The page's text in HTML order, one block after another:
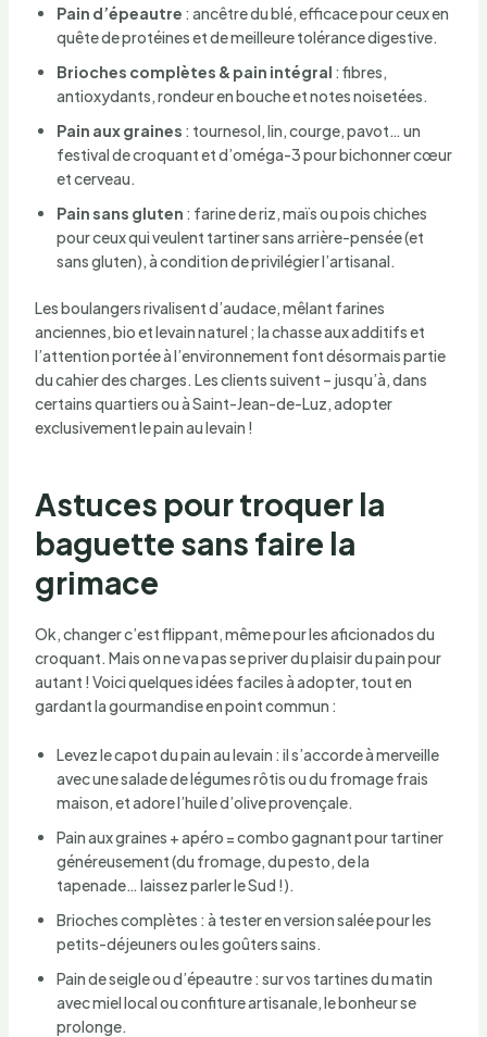
Pain d’épeautre : ancêtre du blé, efficace pour ceux en
quête de protéines et de meilleure tolérance digestive.
Brioches complètes & pain intégral : fibres,
antioxydants, rondeur en bouche et notes noisetées.
Pain aux graines : tournesol, lin, courge, pavot… un
festival de croquant et d’oméga-3 pour bichonner cœur
et cerveau.
Pain sans gluten : farine de riz, maïs ou pois chiches
pour ceux qui veulent tartiner sans arrière-pensée (et
sans gluten), à condition de privilégier l’artisanal.
Les boulangers rivalisent d’audace, mêlant farines
anciennes, bio et levain naturel ; la chasse aux additifs et
l’attention portée à l’environnement font désormais partie
du cahier des charges. Les clients suivent – jusqu’à, dans
certains quartiers ou à Saint-Jean-de-Luz, adopter
exclusivement le pain au levain !
Astuces pour troquer la
baguette sans faire la
grimace
Ok, changer c’est flippant, même pour les aficionados du
croquant. Mais on ne va pas se priver du plaisir du pain pour
autant ! Voici quelques idées faciles à adopter, tout en
gardant la gourmandise en point commun :
Levez le capot du pain au levain : il s’accorde à merveille
avec une salade de légumes rôtis ou du fromage frais
maison, et adore l’huile d’olive provençale.
Pain aux graines + apéro = combo gagnant pour tartiner
généreusement (du fromage, du pesto, de la
tapenade… laissez parler le Sud !).
Brioches complètes : à tester en version salée pour les
petits-déjeuners ou les goûters sains.
Pain de seigle ou d’épeautre : sur vos tartines du matin
avec miel local ou confiture artisanale, le bonheur se
prolonge.